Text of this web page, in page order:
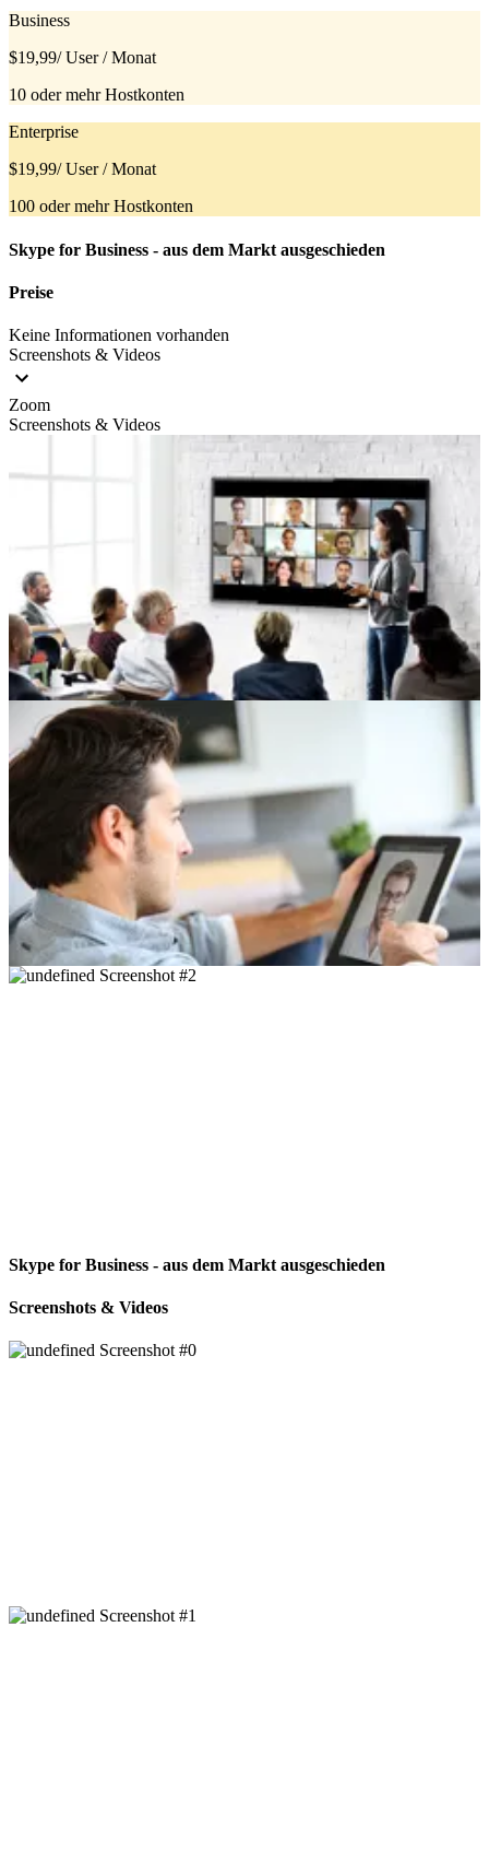
Business
$19,99/ User / Monat
10 oder mehr Hostkonten
Enterprise
$19,99/ User / Monat
100 oder mehr Hostkonten
Skype for Business - aus dem Markt ausgeschieden
Preise
Keine Informationen vorhanden
Screenshots & Videos
Zoom
Screenshots & Videos
Skype for Business - aus dem Markt ausgeschieden
Screenshots & Videos